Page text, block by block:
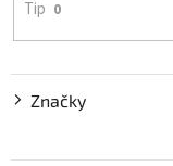
Tip 0
Značky